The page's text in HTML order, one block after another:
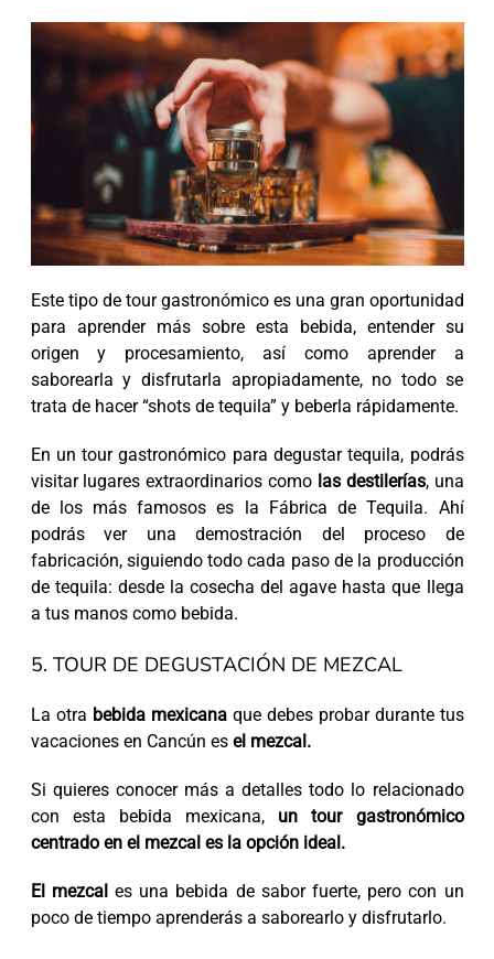
Este tipo de tour gastronómico es una gran oportunidad
para aprender más sobre esta bebida, entender su
origen y procesamiento, así como aprender a
saborearla y disfrutarla apropiadamente, no todo se
trata de hacer “shots de tequila” y beberla rápidamente.
En un tour gastronómico para degustar tequila, podrás
visitar lugares extraordinarios como las destilerías, una
de los más famosos es la Fábrica de Tequila. Ahí
podrás ver una demostración del proceso de
fabricación, siguiendo todo cada paso de la producción
de tequila: desde la cosecha del agave hasta que llega
a tus manos como bebida.
5. TOUR DE DEGUSTACIÓN DE MEZCAL
La otra bebida mexicanaque debes probar durante tus
vacaciones en Cancún es el mezcal.
Si quieres conocer más a detalles todo lo relacionado
con esta bebida mexicana, un tour gastronómico
centrado en el mezcal es la opción ideal.
El mezcales una bebida de sabor fuerte, pero con un
poco de tiempo aprenderás a saborearlo y disfrutarlo.